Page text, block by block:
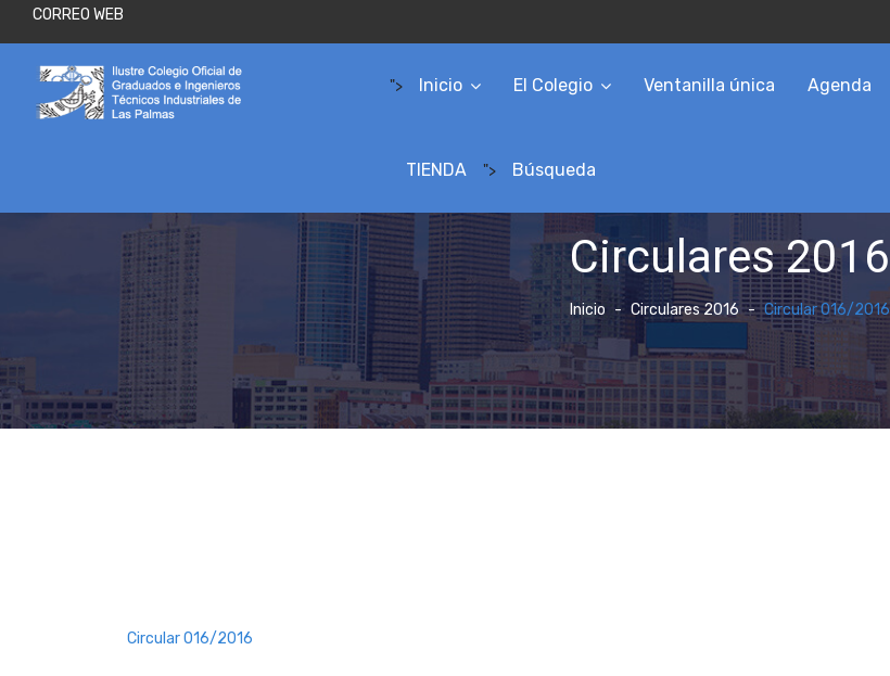
CORREO WEB
"> Inicio El Colegio Ventanilla única Agenda
TIENDA "> Búsqueda
Circulares 2016
Inicio Circulares 2016 Circular 016/2016
Circular 016/2016